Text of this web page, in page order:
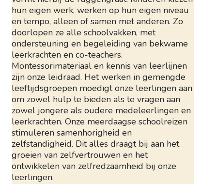
hun eigen werk, werken op hun eigen niveau
en tempo, alleen of samen met anderen. Zo
doorlopen ze alle schoolvakken, met
ondersteuning en begeleiding van bekwame
leerkrachten en co-teachers.
Montessorimateriaal en kennis van leerlijnen
zijn onze leidraad. Het werken in gemengde
leeftijdsgroepen moedigt onze leerlingen aan
om zowel hulp te bieden als te vragen aan
zowel jongere als oudere medeleerlingen en
leerkrachten. Onze meerdaagse schoolreizen
stimuleren samenhorigheid en
zelfstandigheid. Dit alles draagt bij aan het
groeien van zelfvertrouwen en het
ontwikkelen van zelfredzaamheid bij onze
leerlingen.